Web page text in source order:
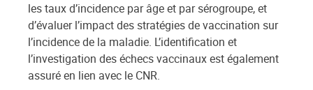
les taux d’incidence par âge et par sérogroupe, et
d’évaluer l’impact des stratégies de vaccination sur
l’incidence de la maladie. L’identification et
l’investigation des échecs vaccinaux est également
assuré en lien avec le CNR.